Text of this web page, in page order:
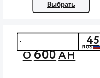
Выбрать
О600АН
45